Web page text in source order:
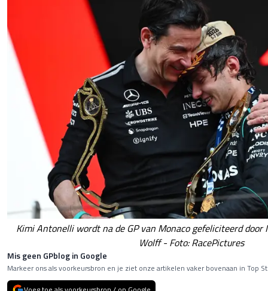
Kimi Antonelli wordt na de GP van Monaco gefeliciteerd door
Wolff - Foto: RacePictures
Mis geen GPblog in Google
Markeer ons als voorkeursbron en je ziet onze artikelen vaker bovenaan in Top